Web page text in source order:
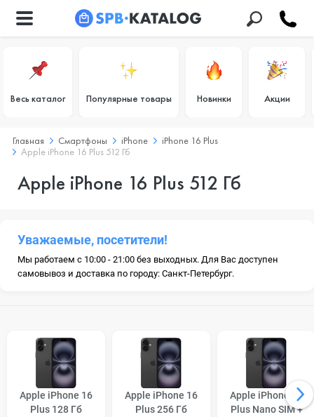
Весь каталог Популярные товары Новинки Акции
Главная Смартфоны iPhone
iPhone 16 Plus
Apple iPhone 16 Plus 512 Гб
Apple iPhone 16 Plus 512 Гб
Уважаемые, посетители!
Мы работаем с 10:00 - 21:00 без выходных. Для Вас доступен
самовывоз и доставка по городу: Санкт-Петербург.
Apple iPhone 16
Plus 128 Гб
Apple iPhone 16
Plus 256 Гб
Apple iPhone 16
Plus Nano SIM +